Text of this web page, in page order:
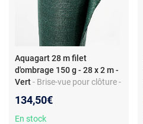
Aquagart 28 m filet
d'ombrage 150 g - 28 x 2 m -
Vert- Brise-vue pour clôture -
Grammage 150 g/m² -
Largeur 2 m - Valeur
134,50€
En stock